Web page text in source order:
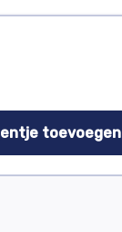
toevoegen